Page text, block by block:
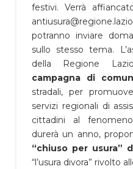
festivi. Verrà
potranno inviare
sullo stesso tema.
della Regione
campagna di
stradali, per
servizi regionali di
cittadini al
durerà un anno,
“chiuso per usura”
“l’usura divora” rivolto